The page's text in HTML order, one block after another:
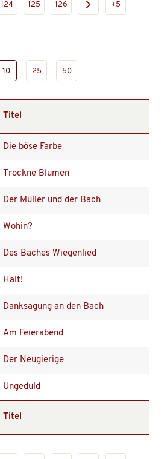
124 125 126 +5
10 25 50
Titel
Die böse Farbe
Trockne Blumen
Der Müller und der Bach
Wohin?
Des Baches Wiegenlied
Halt!
Danksagung an den Bach
Am Feierabend
Der Neugierige
Ungeduld
Titel